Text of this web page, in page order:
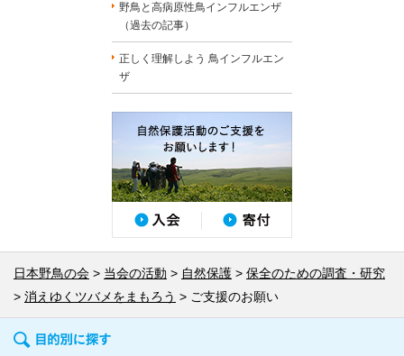
野鳥と高病原性鳥インフルエンザ
（過去の記事）
正しく理解しよう 鳥インフルエン
ザ
日本野鳥の会 当会の活動 自然保護
保全のための調査・研究
消えゆくツバメをまもろう
ご支援のお願い